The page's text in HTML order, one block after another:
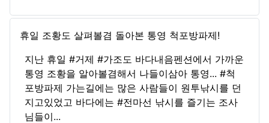
휴일 조황도 살펴볼겸 돌아본 통영 척포방파제!
지난 휴일 #거제 #가조도 바다내음펜션에서 가까운
통영 조황을 알아볼겸해서 나들이삼아 통영... #척
포방파제 가는길에는 많은 사람들이 원투낚시를 던
지고있었고 바다에는 #전마선 낚시를 즐기는 조사
님들이...